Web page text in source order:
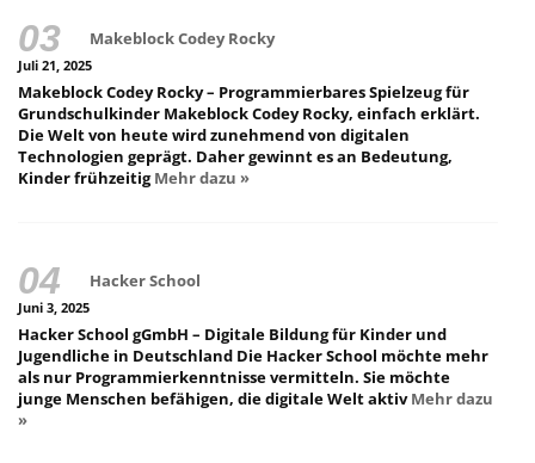
Makeblock Codey Rocky
Juli 21, 2025
Makeblock Codey Rocky – Programmierbares Spielzeug für
Grundschulkinder Makeblock Codey Rocky, einfach erklärt.
Die Welt von heute wird zunehmend von digitalen
Technologien geprägt. Daher gewinnt es an Bedeutung,
Kinder frühzeitigMehr dazu »
Hacker School
Juni 3, 2025
Hacker School gGmbH – Digitale Bildung für Kinder und
Jugendliche in Deutschland Die Hacker School möchte mehr
als nur Programmierkenntnisse vermitteln. Sie möchte
junge Menschen befähigen, die digitale Welt aktivMehr dazu
»